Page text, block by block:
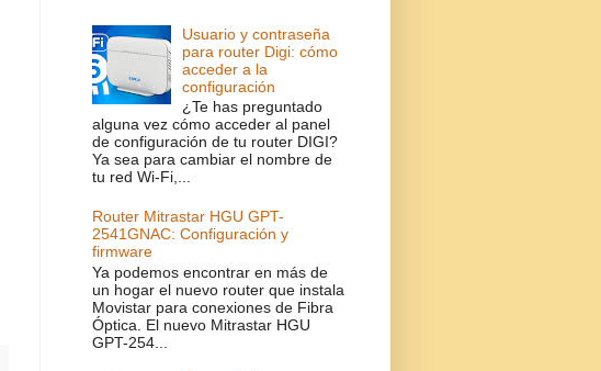
Usuario y contraseña
para router Digi: cómo
acceder a la
configuración
¿Te has preguntado
alguna vez cómo acceder al panel
de configuración de tu router DIGI?
Ya sea para cambiar el nombre de
tu red Wi-Fi,...
Router Mitrastar HGU GPT-
2541GNAC: Configuración y
firmware
Ya podemos encontrar en más de
un hogar el nuevo router que instala
Movistar para conexiones de Fibra
Óptica. El nuevo Mitrastar HGU
GPT-254...